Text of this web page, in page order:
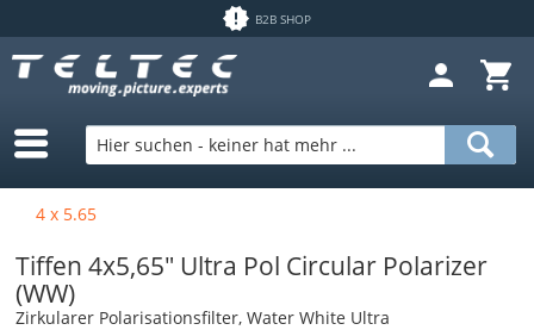
B2B SHOP
4 x 5.65
Tiffen 4x5,65" Ultra Pol Circular Polarizer
(WW)
Zirkularer Polarisationsfilter, Water White Ultra